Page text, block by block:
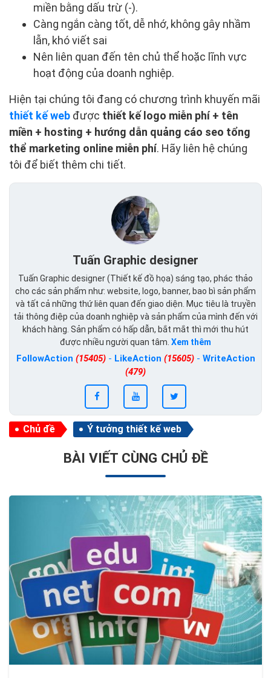
miền bằng dấu trừ (-).
Càng ngắn càng tốt, dễ nhớ, không gây nhầm
lẫn, khó viết sai
Nên liên quan đến tên chủ thể hoặc lĩnh vực
hoạt động của doanh nghiệp.
Hiện tại chúng tôi đang có chương trình khuyến mãi
thiết kế web được thiết kế logo miễn phí + tên
miền + hosting + hướng dẫn quảng cáo seo tổng
thể marketing online miễn phí. Hãy liên hệ chúng
tôi để biết thêm chi tiết.
Tuấn Graphic designer
Tuấn Graphic designer (Thiết kế đồ họa) sáng tạo, phác thảo
cho các sản phẩm như: website, logo, banner, bao bì sản phẩm
và tất cả những thứ liên quan đến giao diện. Mục tiêu là truyền
tải thông điệp của doanh nghiệp và sản phẩm của mình đến với
khách hàng. Sản phẩm có hấp dẫn, bắt mắt thì mới thu hút
được nhiều người quan tâm. Xem thêm
FollowAction (15405)- LikeAction (15605)- WriteAction
(479)
Chủ đề Ý tưởng thiết kế web
BÀI VIẾT CÙNG CHỦ ĐỀ